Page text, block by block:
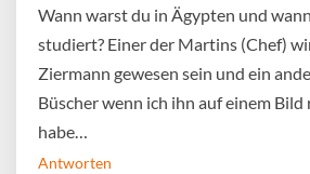
Wann warst du in Ägypten und
studiert? Einer der Martins (Chef)
Ziermann gewesen sein und ein
Büscher wenn ich ihn auf einem
habe…
Antworten